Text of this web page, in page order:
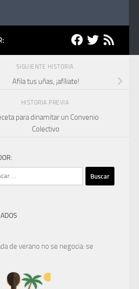
SIGUIENTE HISTORIA
Afila tus uñas, ¡afíliate!
HISTORIA PREVIA
para dinamitar un Convenio
Colectivo
de verano no se negocia: se